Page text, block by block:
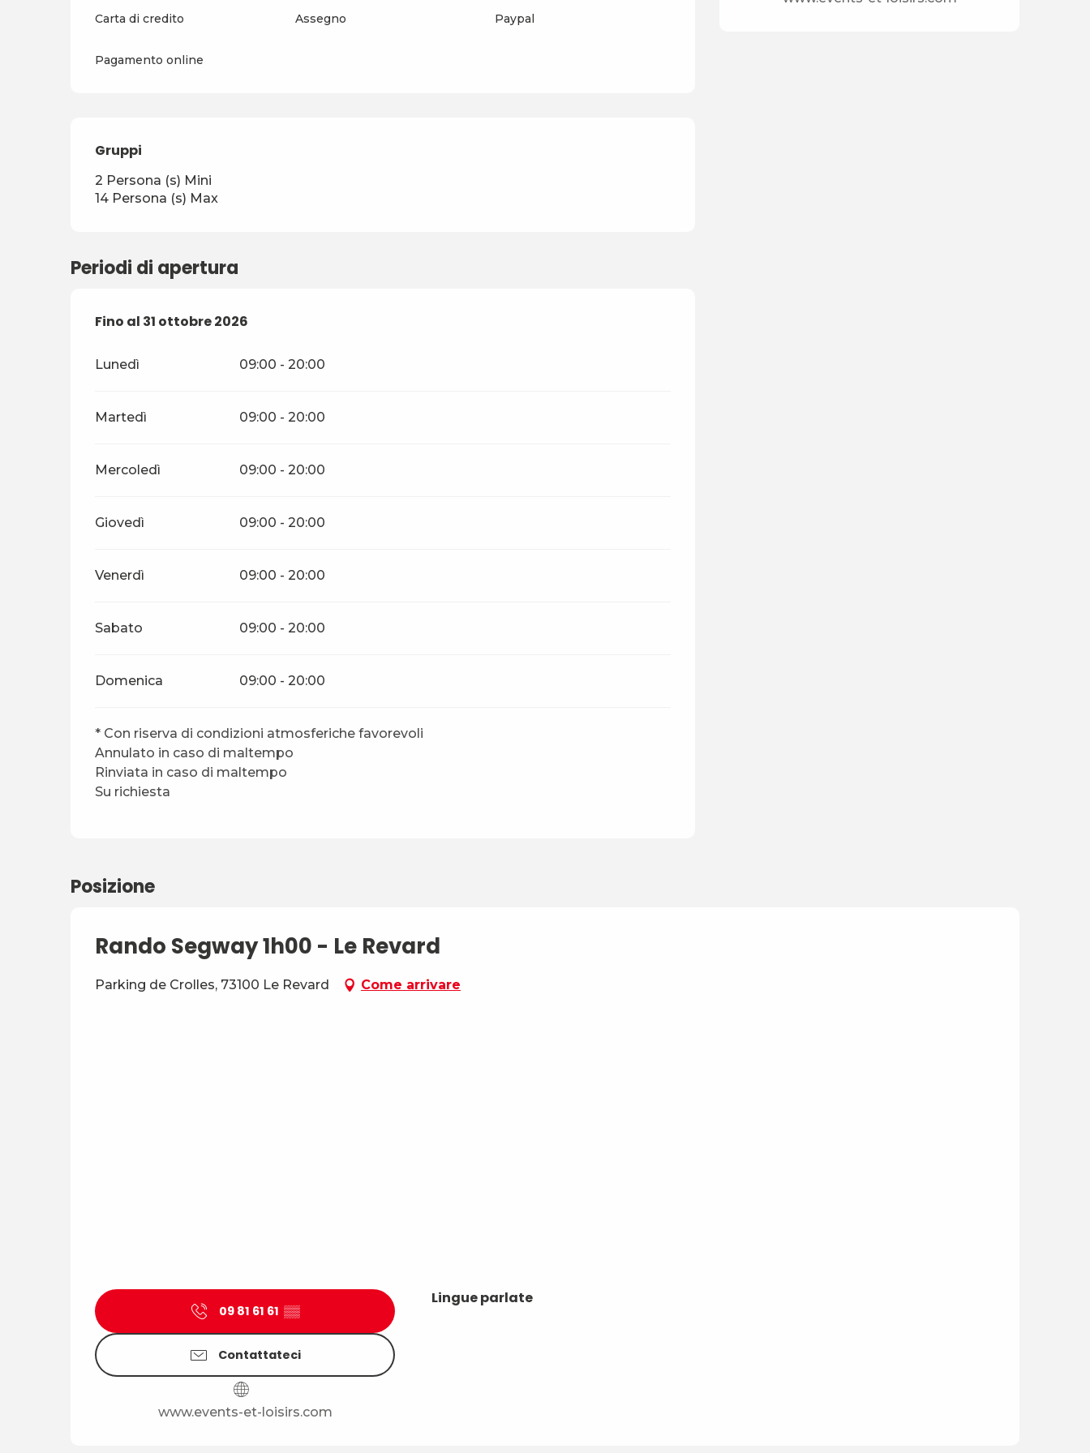
Carta di credito Assegno Paypal
Pagamento online
Gruppi
Gruppi
2 Persona (s) Mini
14 Persona (s) Max
Periodi di apertura
Dal1 maggio 2026al31 ottobre 2026
Fino al 31 ottobre 2026
Lunedì 09:00 - 20:00
Martedì 09:00 - 20:00
Mercoledì 09:00 - 20:00
Giovedì 09:00 - 20:00
Venerdì 09:00 - 20:00
Sabato 09:00 - 20:00
Domenica 09:00 - 20:00
* Con riserva di condizioni atmosferiche favorevoli
Annulato in caso di maltempo
Rinviata in caso di maltempo
Su richiesta
Posizione
Rando Segway 1h00 - Le Revard
Parking de Crolles, 73100 Le Revard Come arrivare
09 81 61 61 ▒▒
Contattateci
www.events-et-loisirs.com
Lingue parlate
Lingue parlate